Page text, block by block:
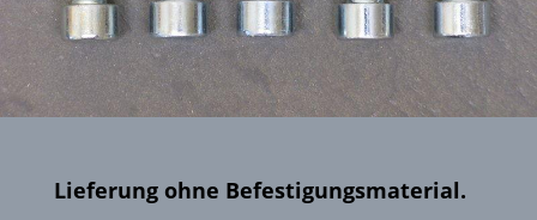
Lieferung ohne Befestigungsmaterial.